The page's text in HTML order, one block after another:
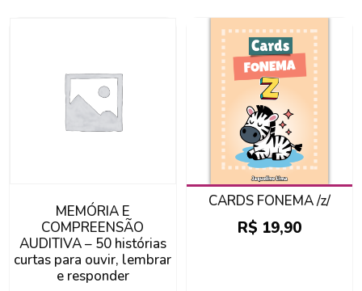
MEMÓRIA E
COMPREENSÃO
AUDITIVA – 50 histórias
curtas para ouvir, lembrar
e responder
CARDS FONEMA /z/
R$ 19,90